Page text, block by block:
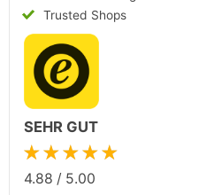
Trusted Shops
SEHR GUT
★★★★★
4.88 / 5.00